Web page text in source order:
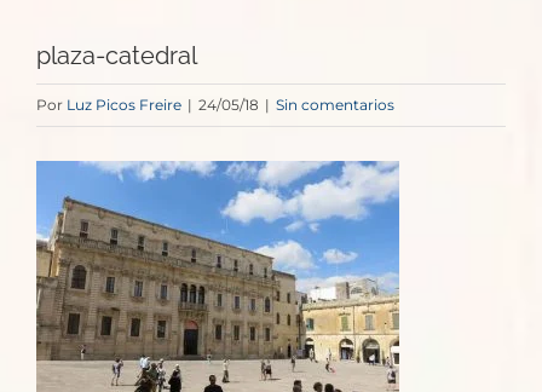
plaza-catedral
Por Luz Picos Freire | 24/05/18 | Sin comentarios